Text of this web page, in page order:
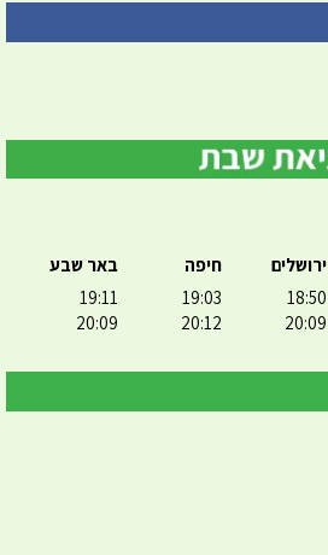
ירושלים
18:50
20:09
חיפה
19:03
20:12
באר שבע
19:11
20:09